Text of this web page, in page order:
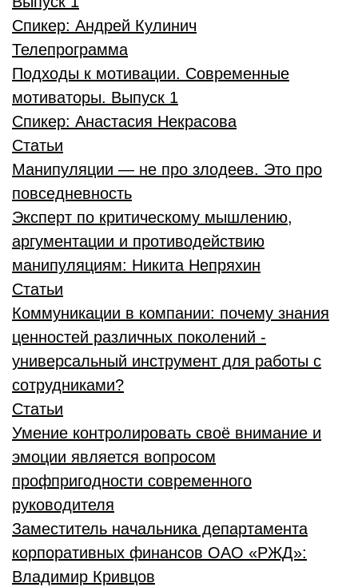
Спикер: Андрей Кулинич
Телепрограмма
Подходы к мотивации. Современные
мотиваторы. Выпуск 1
Спикер: Анастасия Некрасова
Статьи
Манипуляции — не про злодеев. Это про
повседневность
Эксперт по критическому мышлению,
аргументации и противодействию
манипуляциям: Никита Непряхин
Статьи
Коммуникации в компании: почему знания
ценностей различных поколений -
универсальный инструмент для работы с
сотрудниками?
Статьи
Умение контролировать своё внимание и
эмоции является вопросом
профпригодности современного
руководителя
Заместитель начальника департамента
корпоративных финансов ОАО «РЖД»:
Владимир Кривцов